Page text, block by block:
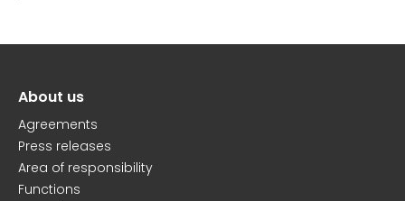
Peu
About us
Agreements
Press releases
Area of responsibility
Functions